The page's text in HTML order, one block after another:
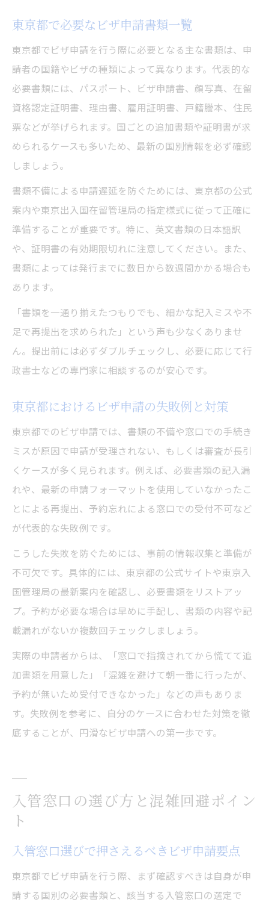
東京都で必要なビザ申請書類一覧
東京都でビザ申請を行う際に必要となる主な書類は、申
請者の国籍やビザの種類によって異なります。代表的な
必要書類には、パスポート、ビザ申請書、顔写真、在留
資格認定証明書、理由書、雇用証明書、戸籍謄本、住民
票などが挙げられます。国ごとの追加書類や証明書が求
められるケースも多いため、最新の国別情報を必ず確認
しましょう。
書類不備による申請遅延を防ぐためには、東京都の公式
案内や東京出入国在留管理局の指定様式に従って正確に
準備することが重要です。特に、英文書類の日本語訳
や、証明書の有効期限切れに注意してください。また、
書類によっては発行までに数日から数週間かかる場合も
あります。
「書類を一通り揃えたつもりでも、細かな記入ミスや不
足で再提出を求められた」という声も少なくありませ
ん。提出前には必ずダブルチェックし、必要に応じて行
政書士などの専門家に相談するのが安心です。
東京都におけるビザ申請の失敗例と対策
東京都でのビザ申請では、書類の不備や窓口での手続き
ミスが原因で申請が受理されない、もしくは審査が長引
くケースが多く見られます。例えば、必要書類の記入漏
れや、最新の申請フォーマットを使用していなかったこ
とによる再提出、予約忘れによる窓口での受付不可など
が代表的な失敗例です。
こうした失敗を防ぐためには、事前の情報収集と準備が
不可欠です。具体的には、東京都の公式サイトや東京入
国管理局の最新案内を確認し、必要書類をリストアッ
プ。予約が必要な場合は早めに手配し、書類の内容や記
載漏れがないか複数回チェックしましょう。
実際の申請者からは、「窓口で指摘されてから慌てて追
加書類を用意した」「混雑を避けて朝一番に行ったが、
予約が無いため受付できなかった」などの声もありま
す。失敗例を参考に、自分のケースに合わせた対策を徹
底することが、円滑なビザ申請への第一歩です。
入管窓口の選び方と混雑回避ポイン
ト
入管窓口選びで押さえるべきビザ申請要点
東京都でビザ申請を行う際、まず確認すべきは自身が申
請する国別の必要書類と、該当する入管窓口の選定で